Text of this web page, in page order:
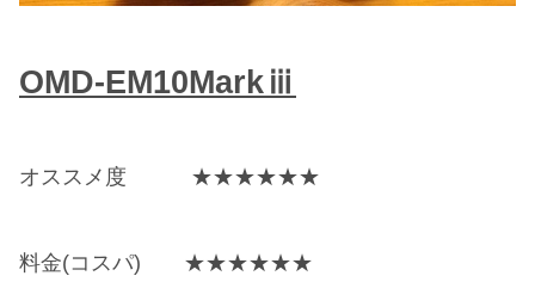
OMD-EM10Markⅲ
オススメ度 ★★★★★★
料金(コスパ) ★★★★★★